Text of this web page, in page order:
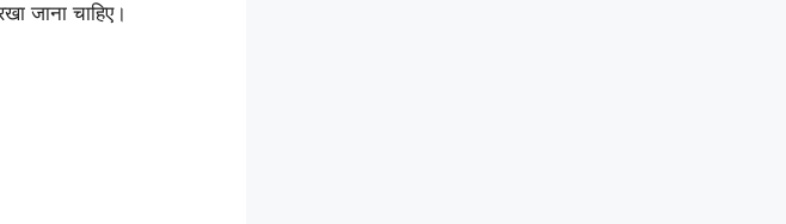
जाना चाहिए।